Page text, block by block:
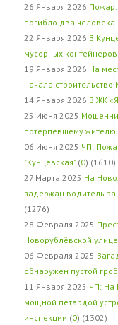
26 Января 2026
погибло два человека
22 Января 2026 В
мусорных контейнеров
19 Января 2026 На
начала
14 Января 2026 В ЖК
25 Июня 2025
потерпевшему жителю
06 Июня 2025 ЧП:
"Кунцевская" (0) (1610)
27 Марта 2025 На
задержан водитель
(1276)
28 Февраля 2025
Новорублёвской
06 Февраля 2025
обнаружен пустой гроб
11 Января 2025 ЧП: На
мощной петардой
инспекции (0) (1302)